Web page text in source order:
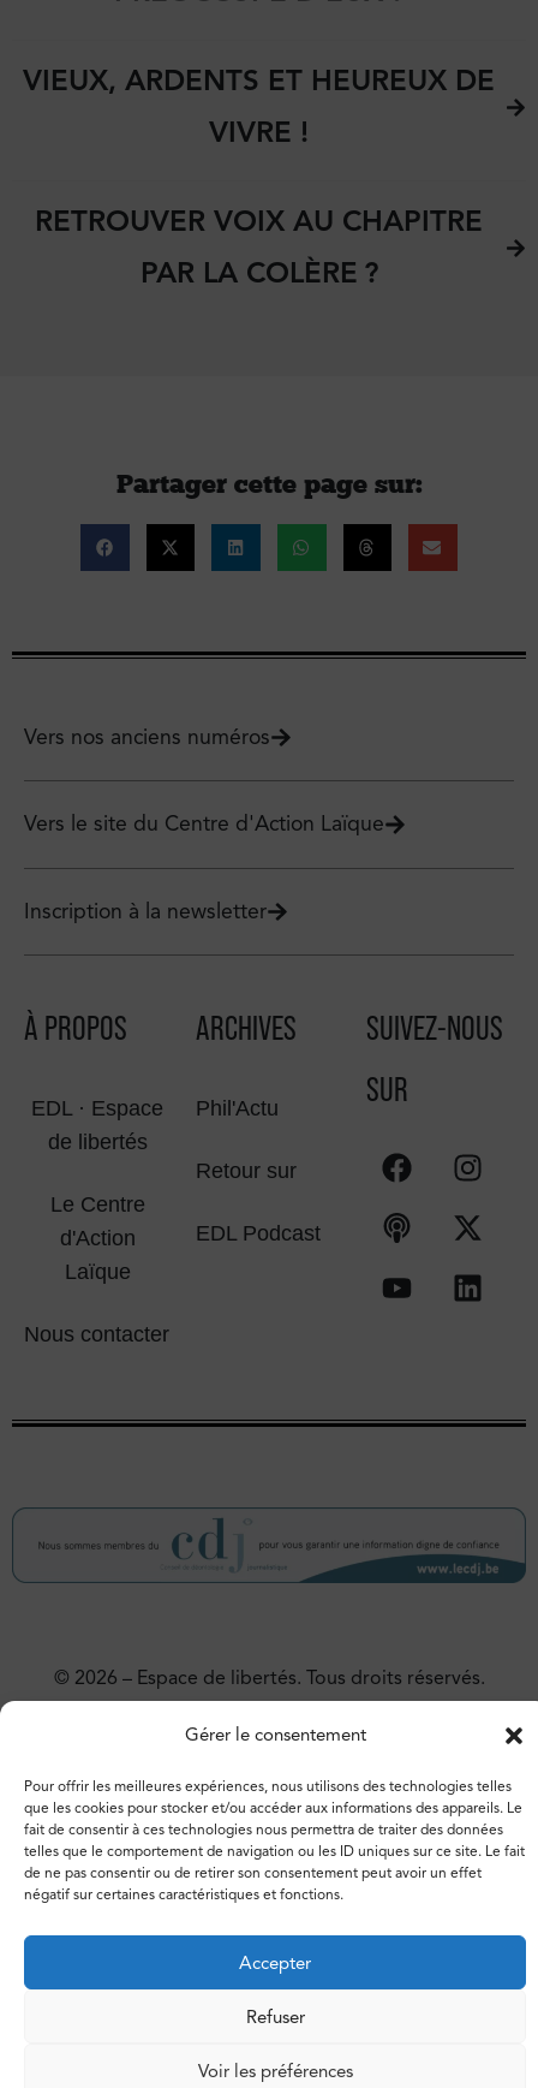
Gérer le consentement
Pour offrir les meilleures expériences, nous utilisons des technologies telles
que les cookies pour stocker et/ou accéder aux informations des appareils. Le
fait de consentir à ces technologies nous permettra de traiter des données
telles que le comportement de navigation ou les ID uniques sur ce site. Le fait
de ne pas consentir ou de retirer son consentement peut avoir un effet
négatif sur certaines caractéristiques et fonctions.
Accepter
Refuser
Voir les préférences
VIEUX, ARDENTS ET HEUREUX DE
VIVRE !
RETROUVER VOIX AU CHAPITRE
PAR LA COLÈRE ?
Partager cette page sur :
Vers nos anciens numéros
Vers le site du Centre d'Action Laïque
Inscription à la newsletter
À PROPOS
EDL · Espace
de libertés
Le Centre
d'Action
Laïque
Nous contacter
ARCHIVES
Phil'Actu
Retour sur
EDL Podcast
SUIVEZ-NOUS
SUR
© 2026 – Espace de libertés. Tous droits réservés.